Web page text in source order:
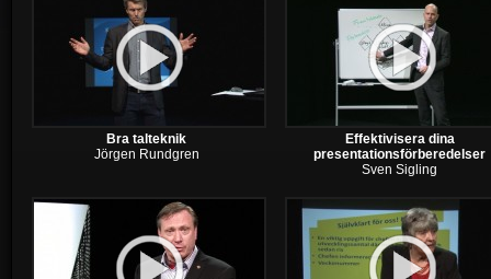
Bra talteknik
Jörgen Rundgren
Effektivisera dina
presentationsförberedelser
Sven Sigling